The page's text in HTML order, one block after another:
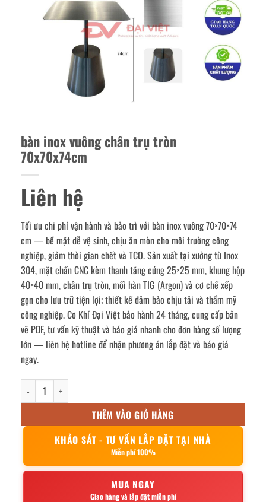
bàn inox vuông chân trụ tròn
70x70x74cm
Liên hệ
Tối ưu chi phí vận hành và bảo trì với bàn inox vuông 70×70×74
cm — bề mặt dễ vệ sinh, chịu ăn mòn cho môi trường công
nghiệp, giảm thời gian chết và TCO. Sản xuất tại xưởng từ Inox
304, mặt chấn CNC kèm thanh tăng cứng 25×25 mm, khung hộp
40×40 mm, chân trụ tròn, mối hàn TIG (Argon) và cơ chế xếp
gọn cho lưu trữ tiện lợi; thiết kế đảm bảo chịu tải và thẩm mỹ
công nghiệp. Cơ Khí Đại Việt bảo hành 24 tháng, cung cấp bản
vẽ PDF, tư vấn kỹ thuật và báo giá nhanh cho đơn hàng số lượng
lớn — liên hệ hotline để nhận phương án lắp đặt và báo giá
ngay.
bàn inox vuông chân trụ tròn 70x70x74cm số lượng
THÊM VÀO GIỎ HÀNG
KHẢO SÁT - TƯ VẤN LẮP ĐẶT TẠI NHÀ
Miễn phí 100%
MUA NGAY
Giao hàng và lắp đặt miễn phí